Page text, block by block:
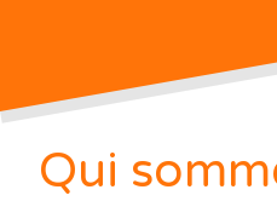
Qui